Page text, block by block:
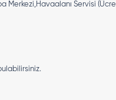
Merkezi,Havaalanı Servisi